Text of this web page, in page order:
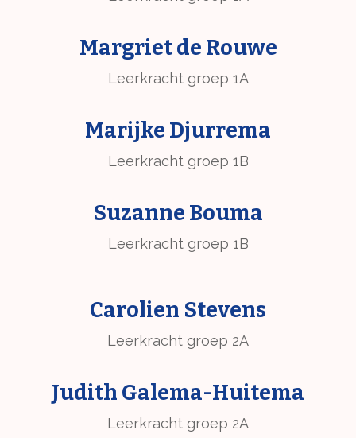
Margriet de Rouwe
Leerkracht groep 1A
Marijke Djurrema
Leerkracht groep 1B
Suzanne Bouma
Leerkracht groep 1B
Carolien Stevens
Leerkracht groep 2A
Judith Galema-Huitema
Leerkracht groep 2A